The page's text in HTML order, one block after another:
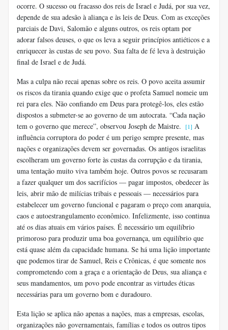
ocorre. O sucesso ou fracasso dos reis de Israel e Judá, por sua vez,
depende de sua adesão à aliança e às leis de Deus. Com as exceções
parciais de Davi, Salomão e alguns outros, os reis optam por
adorar falsos deuses, o que os leva a seguir princípios antiéticos e a
enriquecer às custas de seu povo. Sua falta de fé leva à destruição
final de Israel e de Judá.
Mas a culpa não recai apenas sobre os reis. O povo aceita assumir
os riscos da tirania quando exige que o profeta Samuel nomeie um
rei para eles. Não confiando em Deus para protegê-los, eles estão
dispostos a submeter-se ao governo de um autocrata. “Cada nação
tem o governo que merece”, observou Joseph de Maistre.
[1] A
influência corruptora do poder é um perigo sempre presente, mas
nações e organizações devem ser governadas. Os antigos israelitas
escolheram um governo forte às custas da corrupção e da tirania,
uma tentação muito viva também hoje. Outros povos se recusaram
a fazer qualquer um dos sacrifícios — pagar impostos, obedecer às
leis, abrir mão de milícias tribais e pessoais — necessários para
estabelecer um governo funcional e pagaram o preço com anarquia,
caos e autoestrangulamento econômico. Infelizmente, isso continua
até os dias atuais em vários países. É necessário um equilíbrio
primoroso para produzir uma boa governança, um equilíbrio que
está quase além da capacidade humana. Se há uma lição importante
que podemos tirar de Samuel, Reis e Crônicas, é que somente nos
comprometendo com a graça e a orientação de Deus, sua aliança e
seus mandamentos, um povo pode encontrar as virtudes éticas
necessárias para um governo bom e duradouro.
Esta lição se aplica não apenas a nações, mas a empresas, escolas,
organizações não governamentais, famílias e todos os outros tipos